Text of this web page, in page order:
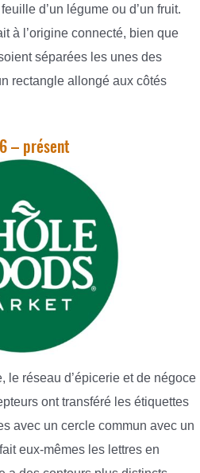
d’un légume ou d’un fruit.
à l’origine connecté, bien que
séparées les unes des
rectangle allongé aux côtés
– présent
le réseau d’épicerie et de négoce
ont transféré les étiquettes
avec un cercle commun avec un
eux-mêmes les lettres en